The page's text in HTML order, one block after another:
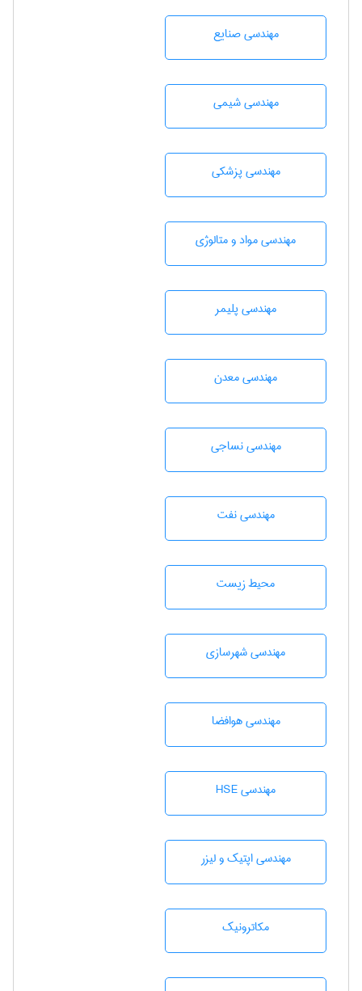
مهندسی صنايع
مهندسي شيمی
مهندسی پزشکی
مهندسی مواد و متالوژی
مهندسی پليمر
مهندسی معدن
مهندسي نساجی
مهندسی نفت
محيط زيست
مهندسی شهرسازی
مهندسی هوافضا
مهندسی HSE
مهندسی اپتیک و لیزر
مکاترونیک